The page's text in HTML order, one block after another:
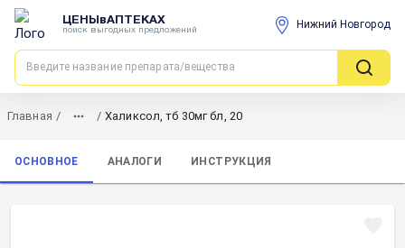
ЦЕНЫвАПТЕКАХ
поиск выгодных предложений Нижний Новгород
Главная / / Халиксол, тб 30мг бл, 20
ОСНОВНОЕ АНАЛОГИ ИНСТРУКЦИЯ